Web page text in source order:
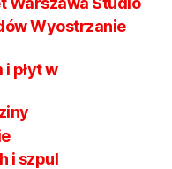
Wyostrzanie
płyt w
i szpul